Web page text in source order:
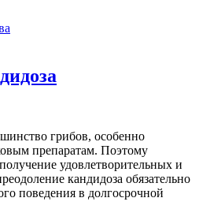
грибов, особенно
препаратам. Поэтому
удовлетворительных и
кандидоза обязательно
поведения в долгосрочной